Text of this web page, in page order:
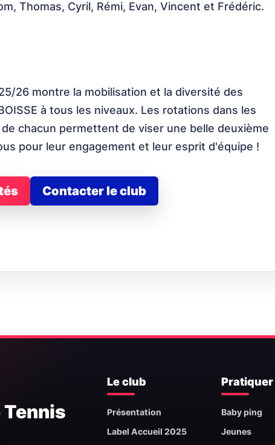
Thomas, Cyril, Rémi, Evan, Vincent et Frédéric.
26 montre la mobilisation et la diversité des
à tous les niveaux. Les rotations dans les
chacun permettent de viser une belle deuxième
pour leur engagement et leur esprit d'équipe !
Contacter le club
Tennis
Le club
Présentation
Label Accueil 2025
Pratiquer
Baby ping
Jeunes